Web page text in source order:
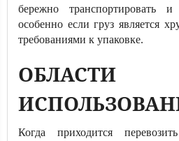
бережно транспортировать и
особенно если груз является
требованиями к упаковке.
ОБЛАСТИ
Когда приходится